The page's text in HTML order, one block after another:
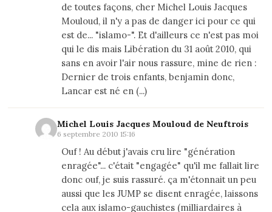
de toutes façons, cher Michel Louis Jacques
Mouloud, il n'y a pas de danger ici pour ce qui
est de... "islamo-". Et d'ailleurs ce n'est pas moi
qui le dis mais Libération du 31 août 2010, qui
sans en avoir l'air nous rassure, mine de rien :
Dernier de trois enfants, benjamin donc,
Lancar est né en (...)
Michel Louis Jacques Mouloud de Neuftrois
6 septembre 2010 15:16
Ouf ! Au début j'avais cru lire "génération
enragée"... c'était "engagée" qu'il me fallait lire
donc ouf, je suis rassuré. ça m'étonnait un peu
aussi que les JUMP se disent enragée, laissons
cela aux islamo-gauchistes (milliardaires à